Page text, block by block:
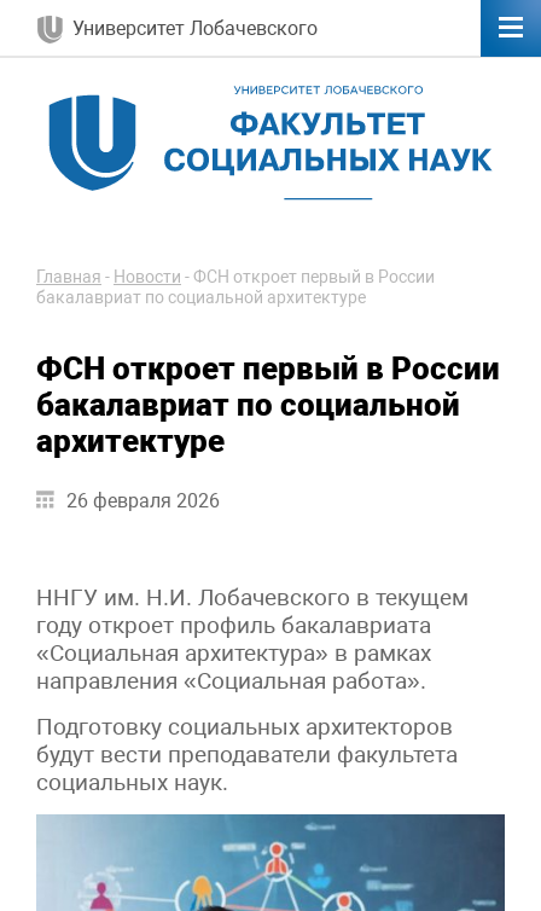
Университет Лобачевского
Главная - Новости -ФСН откроет первый в России
бакалавриат по социальной архитектуре
ФСН откроет первый в России
бакалавриат по социальной
архитектуре
26 февраля 2026
ННГУ им. Н.И. Лобачевского в текущем
году откроет профиль бакалавриата
«Социальная архитектура» в рамках
направления «Социальная работа».
Подготовку социальных архитекторов
будут вести преподаватели факультета
социальных наук.